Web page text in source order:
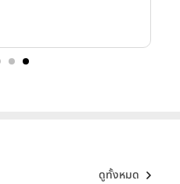
ดูทั้งหมด